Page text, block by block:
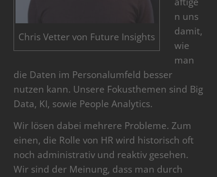
Chris Vetter von Future Insights
n uns
damit,
wie
man
die Daten im Personalumfeld besser
nutzen kann. Unsere Fokusthemen sind Big
Data, KI, sowie People Analytics.
Wir lösen dabei mehrere Probleme. Zum
einen, die Rolle von HR wird historisch oft
noch administrativ und reaktiv gesehen.
Wir sind der Meinung, dass man durch